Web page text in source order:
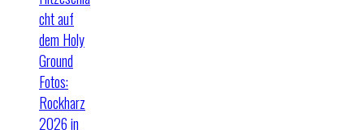
cht auf
dem Holy
Ground
Fotos:
Rockharz
2026 in